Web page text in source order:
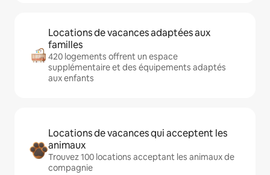
Locations de vacances adaptées aux
familles
420 logements offrent un espace
supplémentaire et des équipements adaptés
aux enfants
Locations de vacances qui acceptent les
animaux
Trouvez 100 locations acceptant les animaux de
compagnie